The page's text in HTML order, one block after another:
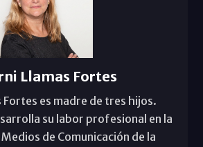
Llamas Fortes
Fortes es madre de tres hijos.
su labor profesional en la
de Comunicación de la